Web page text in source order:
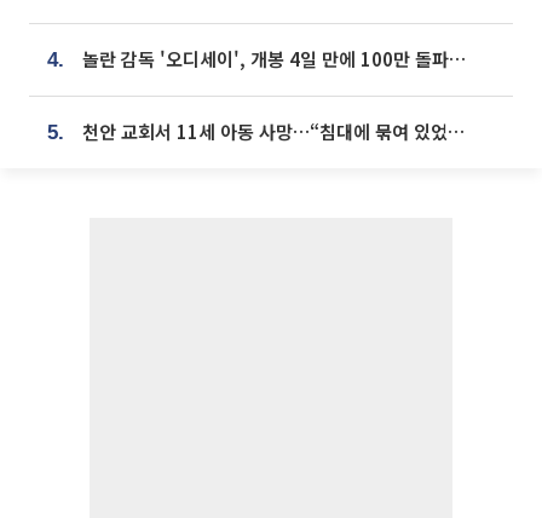
4. 놀란 감독 '오디세이', 개봉 4일 만에 100만 돌파⋯'왕사남' 보다 빠르다
5. 천안 교회서 11세 아동 사망…“침대에 묶여 있었다” 진술 확보